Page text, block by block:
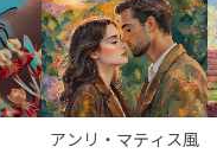
アンリ・マティス風